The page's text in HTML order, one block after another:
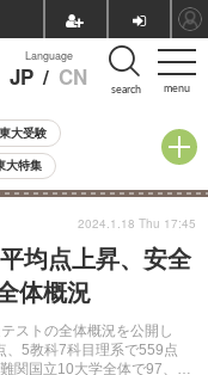
menu
Language
JP / CN search
東大受験
大特集
小学校受験
人気記事
向け） ランキング
均点上昇、安全
体概況
ストの全体概況を公開し
、5教科7科目理系で559点
関国立10大学全体で97、医
2024.1.18 Thu 17:45